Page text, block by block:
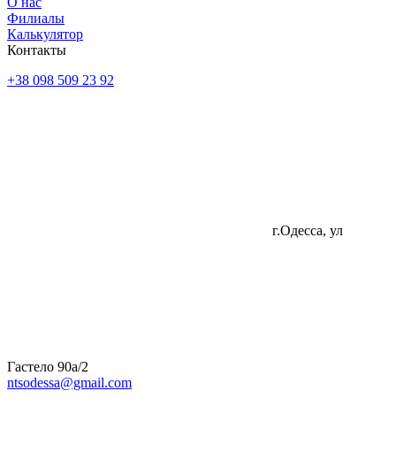
Филиалы
Калькулятор
Контакты
+38 098 509 23 92
г.Одесса, ул
Гастело 90а/2
ntsodessa@gmail.com